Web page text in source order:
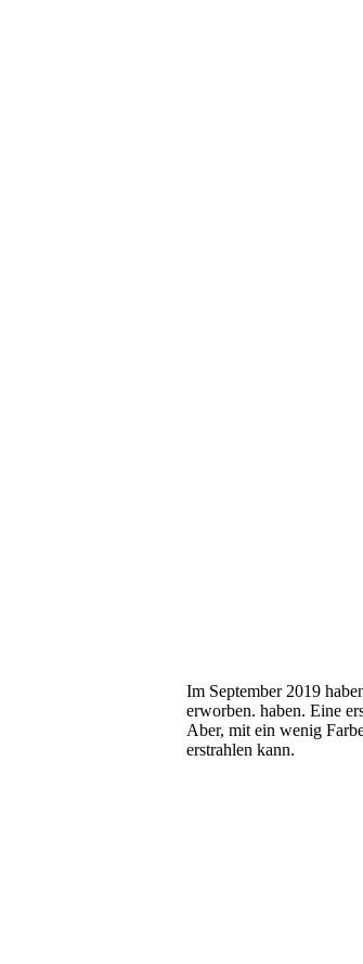
Im September 2019
erworben. haben. Eine
Aber, mit ein wenig
erstrahlen kann.